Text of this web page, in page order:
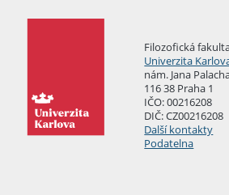
Filozofická
Univerzita
nám. Jana
116 38 Praha 1
IČO: 00216208
DIČ: CZ00216208
Další kontakty
Podatelna